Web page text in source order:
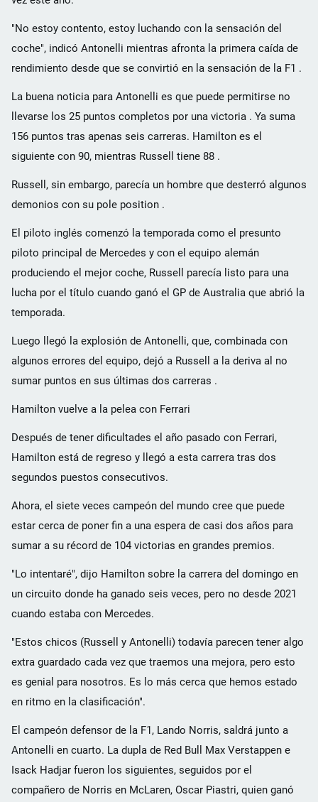
"No estoy contento, estoy luchando con la sensación del
coche", indicó Antonelli mientras afronta la primera caída de
rendimiento desde que se convirtió en la sensación de la F1 .
La buena noticia para Antonelli es que puede permitirse no
llevarse los 25 puntos completos por una victoria . Ya suma
156 puntos tras apenas seis carreras. Hamilton es el
siguiente con 90, mientras Russell tiene 88 .
Russell, sin embargo, parecía un hombre que desterró algunos
demonios con su pole position .
El piloto inglés comenzó la temporada como el presunto
piloto principal de Mercedes y con el equipo alemán
produciendo el mejor coche, Russell parecía listo para una
lucha por el título cuando ganó el GP de Australia que abrió la
temporada.
Luego llegó la explosión de Antonelli, que, combinada con
algunos errores del equipo, dejó a Russell a la deriva al no
sumar puntos en sus últimas dos carreras .
Hamilton vuelve a la pelea con Ferrari
Después de tener dificultades el año pasado con Ferrari,
Hamilton está de regreso y llegó a esta carrera tras dos
segundos puestos consecutivos.
Ahora, el siete veces campeón del mundo cree que puede
estar cerca de poner fin a una espera de casi dos años para
sumar a su récord de 104 victorias en grandes premios.
"Lo intentaré", dijo Hamilton sobre la carrera del domingo en
un circuito donde ha ganado seis veces, pero no desde 2021
cuando estaba con Mercedes.
"Estos chicos (Russell y Antonelli) todavía parecen tener algo
extra guardado cada vez que traemos una mejora, pero esto
es genial para nosotros. Es lo más cerca que hemos estado
en ritmo en la clasificación".
El campeón defensor de la F1, Lando Norris, saldrá junto a
Antonelli en cuarto. La dupla de Red Bull Max Verstappen e
Isack Hadjar fueron los siguientes, seguidos por el
compañero de Norris en McLaren, Oscar Piastri, quien ganó